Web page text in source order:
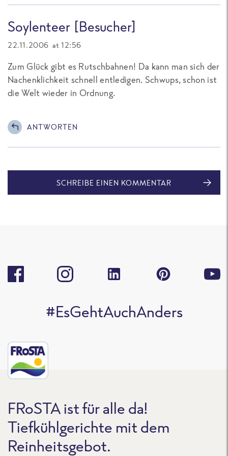
Soylenteer [Besucher]
22.11.2006 at 12:56
Zum Glück gibt es Rutschbahnen! Da kann man sich der
Nachenklichkeit schnell entledigen. Schwups, schon ist
die Welt wieder in Ordnung.
ANTWORTEN
SCHREIBE EINEN KOMMENTAR
#EsGehtAuchAnders
FRoSTA ist für alle da!
Tiefkühlgerichte mit dem
Reinheitsgebot.